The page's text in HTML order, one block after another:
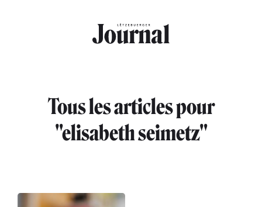
Tous les articles pour
"elisabeth seimetz"